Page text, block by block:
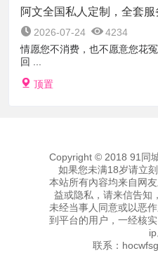
阿文全国私人定制，全套服
2026-07-24
4234
情愿您不消费，也不愿意您花
回 ...
顶置
Copyright © 2018 91同
如果您未满18岁请立
本站所有內容均来自网
益或隐私，请来信告知
未经当事人同意或以恶
到平台的用户，一经核
ip
联系：